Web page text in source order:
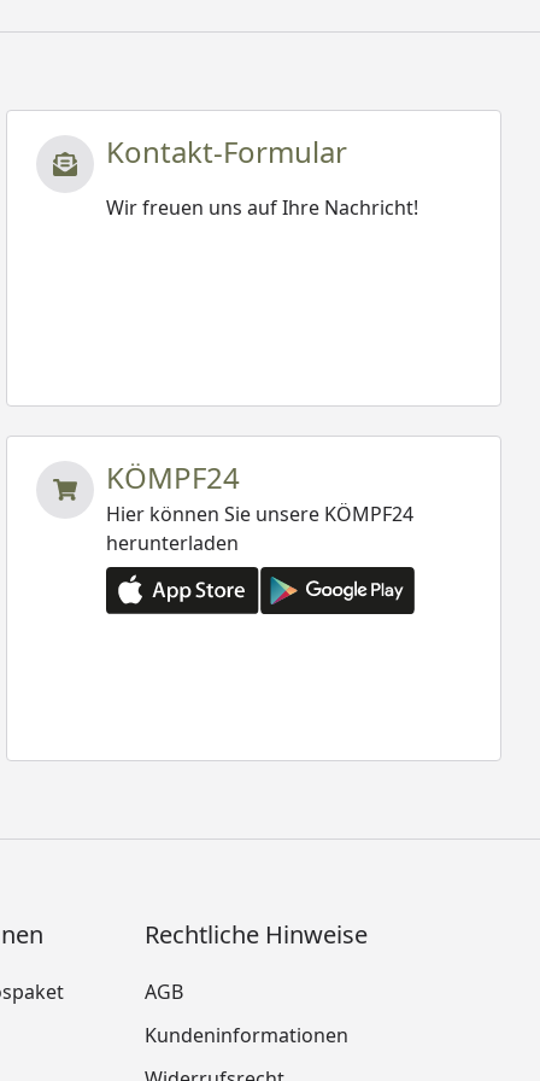
Kontakt-Formular
Wir freuen uns auf Ihre Nachricht!
KÖMPF24
Hier können Sie unsere KÖMPF24
herunterladen
Rechtliche Hinweise
AGB
Kundeninformationen